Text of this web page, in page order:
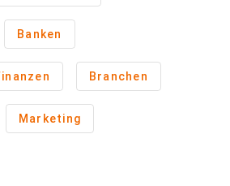
Banken
Branchen
Marketing